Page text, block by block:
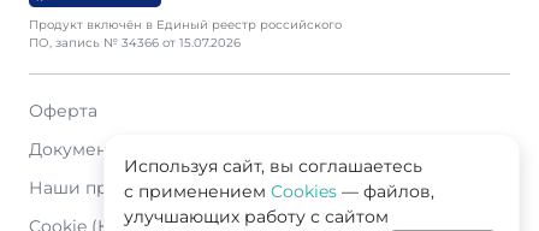
Продукт включён в Единый реестр российского
ПО, запись № 34366 от 15.07.2026
Оферта
Документация
Наши продавцы
Используя сайт, вы соглашаетесь
с применением Cookies — файлов,
улучшающих работу с сайтом